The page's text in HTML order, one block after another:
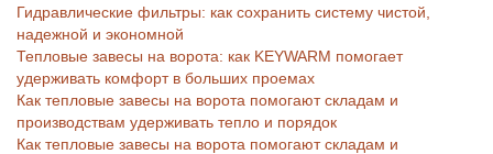
Гидравлические фильтры: как сохранить систему чистой,
надежной и экономной
Тепловые завесы на ворота: как KEYWARM помогает
удерживать комфорт в больших проемах
Как тепловые завесы на ворота помогают складам и
производствам удерживать тепло и порядок
Как тепловые завесы на ворота помогают складам и